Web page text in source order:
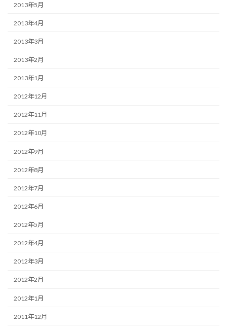
2013年5月
2013年4月
2013年3月
2013年2月
2013年1月
2012年12月
2012年11月
2012年10月
2012年9月
2012年8月
2012年7月
2012年6月
2012年5月
2012年4月
2012年3月
2012年2月
2012年1月
2011年12月